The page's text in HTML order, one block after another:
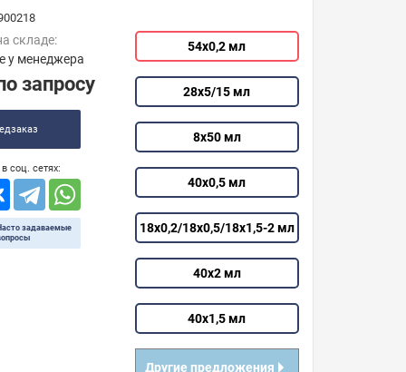
складе:
у менеджера
запросу
соц. сетях:
задаваемые
54х0,2 мл
28х5/15 мл
8х50 мл
40х0,5 мл
18х0,2/18х0,5/18х1,5-2 мл
40х2 мл
40х1,5 мл
Другие предложения